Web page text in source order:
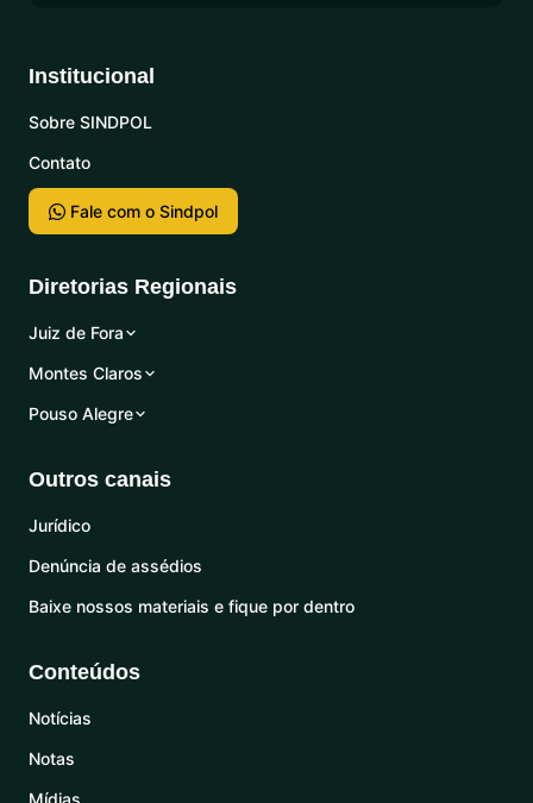
Institucional
Sobre SINDPOL
Contato
Fale com o Sindpol
Diretorias Regionais
Juiz de Fora
Montes Claros
Pouso Alegre
Outros canais
Jurídico
Denúncia de assédios
Baixe nossos materiais e fique por dentro
Conteúdos
Notícias
Notas
Mídias